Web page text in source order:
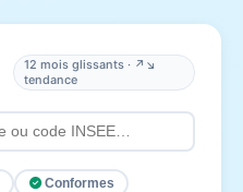
12 mois glissants · ↗↘
tendance
Conformes